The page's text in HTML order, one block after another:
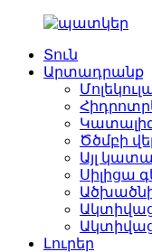
Տուն
Արտադրանք
Ծծմբի
Այլ
Սիլիցա
Ածխածնի
Լուրեր